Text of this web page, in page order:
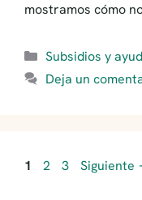
mostramos cómo
Categorías
Subsidios y
Deja un
Página
1 Página
2 Página
3 Siguiente